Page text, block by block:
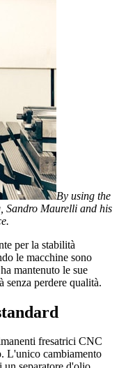
By using the
Sandro Maurelli and his
per la stabilità
le macchine sono
mantenuto le sue
perdere qualità.
fresatrici CNC
L'unico cambiamento